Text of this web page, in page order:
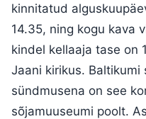
kinnitatud
14.35, ning kogu kava
kindel kellaaja tase on
Jaani kirikus. Baltikumi
sündmusena on see
sõjamuuseumi poolt.